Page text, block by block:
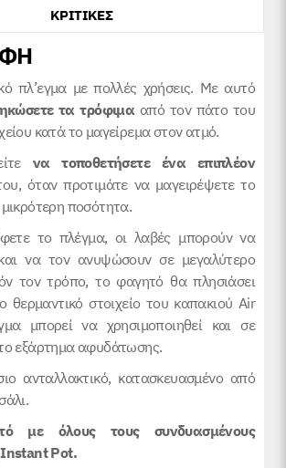
ΚΡΙΤΙΚΕΣ
πλ’εγμα με πολλές χρήσεις. Με αυτό
τα τρόφιμα από τον πάτο του
κατά το μαγείρεμα στον ατμό.
να τοποθετήσετε ένα επιπλέον
όταν προτιμάτε να μαγειρέψετε το
ποσότητα.
το πλέγμα, οι λαβές μπορούν να
να τον ανυψώσουν σε μεγαλύτερο
τον τρόπο, το φαγητό θα πλησιάσει
θερμαντικό στοιχείο του καπακιού Air
μπορεί να χρησιμοποιηθεί και σε
εξάρτημα αφυδάτωσης.
ανταλλακτικό, κατασκευασμένο από
με όλους τους συνδυασμένους
Instant Pot.